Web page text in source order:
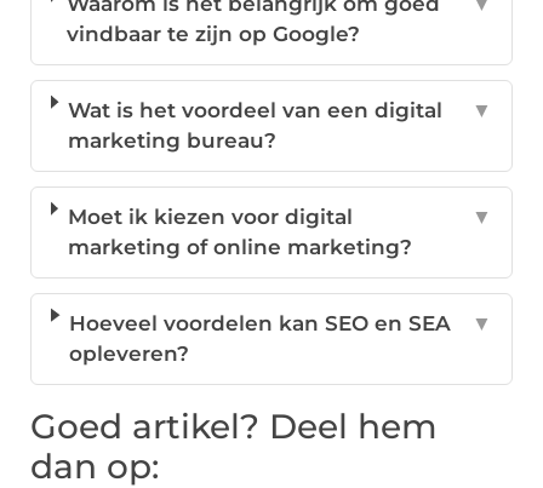
vindbaar te zijn op Google?
Wat is het voordeel van een digital
marketing bureau?
▼
Moet ik kiezen voor digital
marketing of online marketing?
▼
Hoeveel voordelen kan SEO en SEA
opleveren?
▼
Goed artikel? Deel hem
dan op: